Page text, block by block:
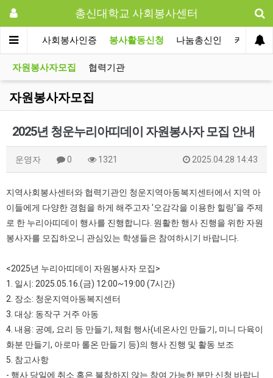
총신대학교 사회봉사센터
사업 사회봉사인증 봉사활동신청 나눔총신인 커뮤니티
자원봉사자모집 협력기관
자원봉사자모집
2025년 청운누리아띠데이 자원봉사자 모집 안내
운영자 0 1321 2025.04.28 14:43
지역사회봉사센터와 협력기관인 청운지역아동복지센터에서 지역 아
이들에게 다양한 경험을 하게 해주고자 '오감각을 이용한 힐링'을 주제
로 한 누리아띠데이 행사를 진행합니다. 원활한 행사 진행을 위한 자원
봉사자를 모집하오니 관심있는 학생들은 참여하시기 바랍니다.
<2025년 누리아띠데이 자원봉사자 모집>
1. 일시: 2025.05.16.(금) 12:00~19:00 (7시간)
2. 장소: 청운지역아동복지센터
3. 대상: 동작구 거주 아동
4. 내용: 공예, 요리 등 만들기, 체험 행사(네온사인 만들기, 미니 다육이
화분 만들기, 아로마 롤온 만들기 등)의 행사 진행 및 활동 보조
5. 참고사항
- 행사 당일에 취소 혹은 불참하지 않는 참여 가능한 분만 신청 바랍니